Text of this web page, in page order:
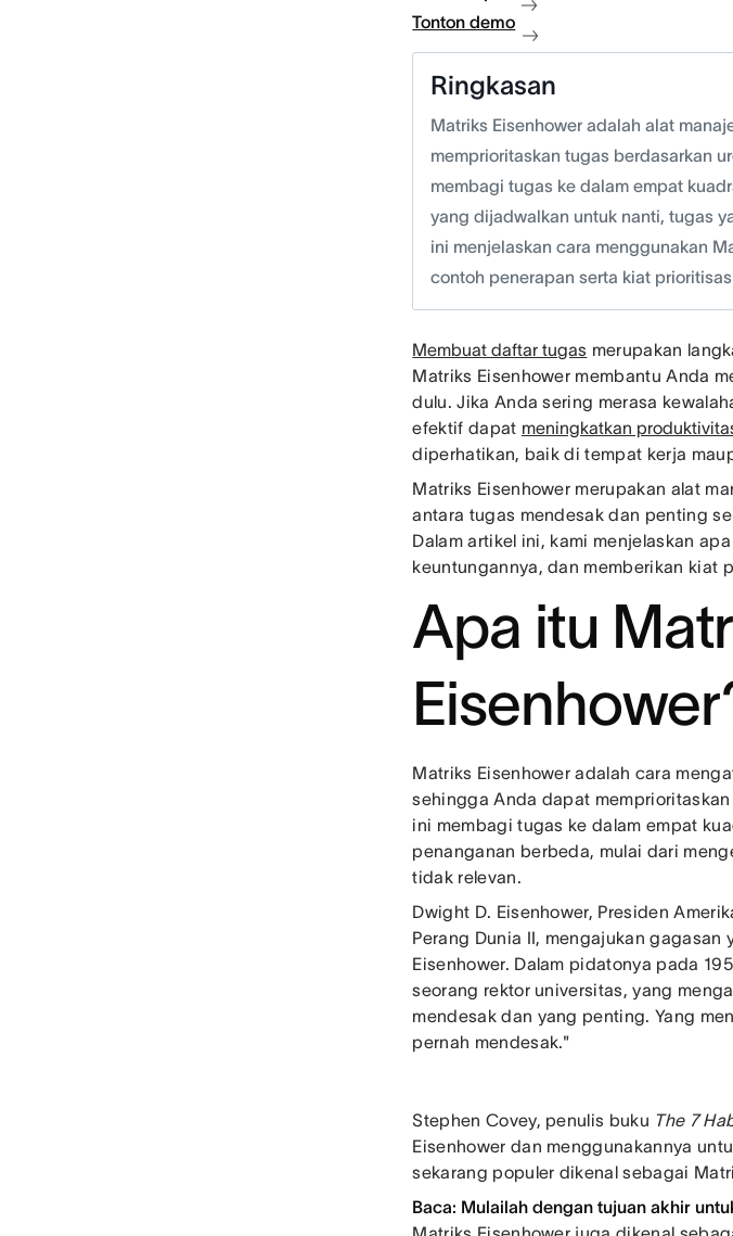
Tonton demo
Ringkasan
Matriks Eisenhower adalah alat
memprioritaskan tugas berdasarkan
membagi tugas ke dalam empat
yang dijadwalkan untuk nanti, tugas
ini menjelaskan cara menggunakan
contoh penerapan serta kiat
Membuat daftar tugas merupakan
Matriks Eisenhower membantu Anda
dulu. Jika Anda sering merasa
efektif dapat meningkatkan
diperhatikan, baik di tempat kerja
Matriks Eisenhower merupakan alat
antara tugas mendesak dan penting
Dalam artikel ini, kami menjelaskan
keuntungannya, dan memberikan kiat
Apa itu
Matriks Eisenhower adalah cara
sehingga Anda dapat
ini membagi tugas ke dalam empat
penanganan berbeda, mulai dari
tidak relevan.
Dwight D. Eisenhower, Presiden
Perang Dunia II, mengajukan
Eisenhower. Dalam pidatonya pada
seorang rektor universitas, yang
mendesak dan yang penting. Yang
pernah mendesak."
Stephen Covey, penulis buku The 7
Eisenhower dan menggunakannya
sekarang populer dikenal sebagai
Baca: Mulailah dengan tujuan akhir